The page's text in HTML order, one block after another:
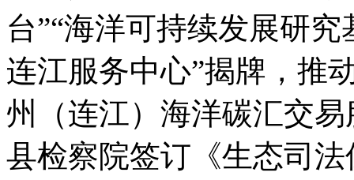
台”“海洋可持续发展研
连江服务中心”揭牌，推
州（连江）海洋碳汇交
县检察院签订《生态司